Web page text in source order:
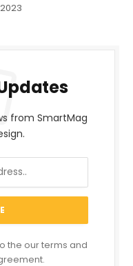
from SmartMag
the our terms and